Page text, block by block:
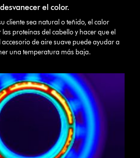
el color.
cliente sea natural o teñido, el calor
proteínas del cabello y hacer que el
accesorio de aire suave puede ayudar a
una temperatura más baja.